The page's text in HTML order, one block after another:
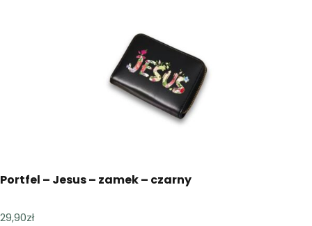
Portfel – Jesus – zamek – czarny
29,90zł